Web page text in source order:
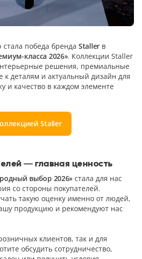
победа бренда Staller в
класса 2026». Коллекции Staller
решения, премиальные
деталям и актуальный дизайн для
и качество в каждом элементе
Staller
— главная ценность
выбор 2026» стала для нас
со стороны покупателей.
такую оценку именно от людей,
продукцию и рекомендуют нас
клиентов, так и для
обсудить сотрудничество,